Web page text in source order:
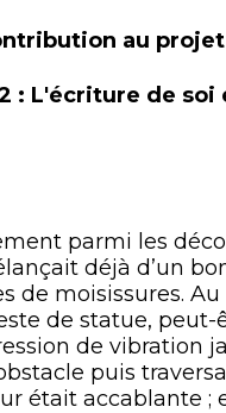
au projet
2 : L'écriture de
parmi les
déjà d’un
de moisissures.
de statue, peut-
de vibration
puis
était accablante